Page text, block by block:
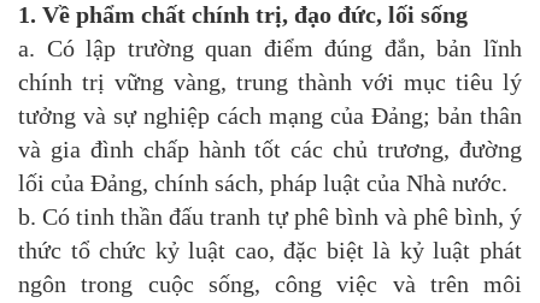
1. Về phẩm chất chính trị, đạo đức, lối sống
a. Có lập trường quan điểm đúng đắn, bản lĩnh
chính trị vững vàng, trung thành với mục tiêu lý
tưởng và sự nghiệp cách mạng của Đảng; bản thân
và gia đình chấp hành tốt các chủ trương, đường
lối của Đảng, chính sách, pháp luật của Nhà nước.
b. Có tinh thần đấu tranh tự phê bình và phê bình, ý
thức tổ chức kỷ luật cao, đặc biệt là kỷ luật phát
ngôn trong cuộc sống, công việc và trên môi